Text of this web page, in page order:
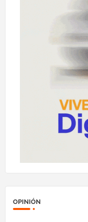
OPINIÓN